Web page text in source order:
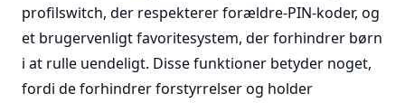
profilswitch, der respekterer forældre-PIN-koder, og
et brugervenligt favoritesystem, der forhindrer børn
i at rulle uendeligt. Disse funktioner betyder noget,
fordi de forhindrer forstyrrelser og holder